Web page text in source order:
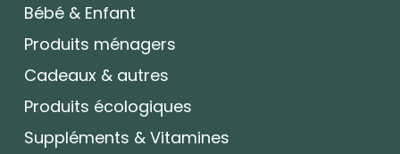
Bébé & Enfant
Produits ménagers
Cadeaux & autres
Produits écologiques
Suppléments & Vitamines